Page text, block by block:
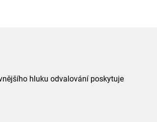
hluku odvalování poskytuje